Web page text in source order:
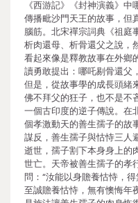
《西游記》《封神演義》
傳播毗沙門天王的故事，但
腦筋。北宋禪宗詞典《祖庭
析肉還母、析骨還父之說，
看起來像是釋教故事在外鄉
讀勇敢提出：哪吒剔骨還父
但是，從故事學的成長頭緒
佛不拜父的狂子，也不是不
一個古印度的逆子傳說。在
個孝激動天的善生孺子的故
謀反，善生孺子與怙恃三人
逝世，孺子割下本身身上的
世亡。天帝被善生孺子的孝
問：“汝能以身贍養怙恃，
至誠贍養怙恃，無有懊悔年